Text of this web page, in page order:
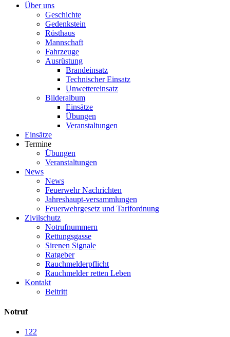
Über uns
Geschichte
Gedenkstein
Rüsthaus
Mannschaft
Fahrzeuge
Ausrüstung
Brandeinsatz
Technischer Einsatz
Unwettereinsatz
Bilderalbum
Einsätze
Übungen
Veranstaltungen
Einsätze
Termine
Übungen
Veranstaltungen
News
News
Feuerwehr Nachrichten
Jahreshaupt-versammlungen
Feuerwehrgesetz und Tarifordnung
Zivilschutz
Notrufnummern
Rettungsgasse
Sirenen Signale
Ratgeber
Rauchmelderpflicht
Rauchmelder retten Leben
Kontakt
Beitritt
Notruf
122